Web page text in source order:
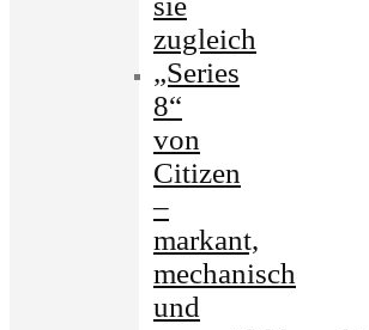
zugleich
„Series
8“
von
Citizen
–
markant,
mechanisch
und